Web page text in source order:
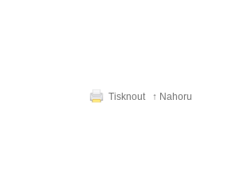
Tisknout ↑ Nahoru